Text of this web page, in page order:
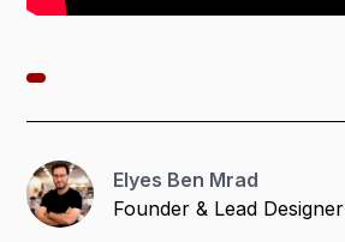
Elyes Ben Mrad
Founder & Lead Designer